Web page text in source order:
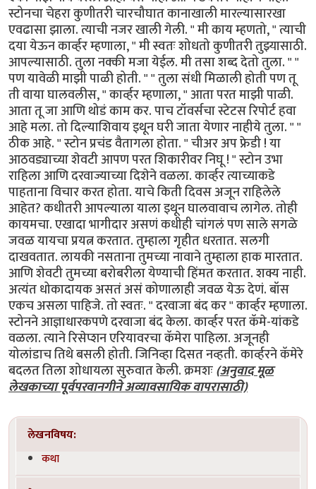
स्टोनचा चेहरा कुणीतरी चारचौघात कानाखाली मारल्यासारखा
एवढासा झाला. त्याची नजर खाली गेली. " मी काय म्हणतो, " त्याची
दया येऊन कार्व्हर म्हणाला, " मी स्वतः शोधतो कुणीतरी तुझ्यासाठी.
आपल्यासाठी. तुला नक्की मजा येईल. मी तसा शब्द देतो तुला. " "
पण यावेळी माझी पाळी होती. " " तुला संधी मिळाली होती पण तू
ती वाया घालवलीस, " कार्व्हर म्हणाला, " आता परत माझी पाळी.
आता तू जा आणि थोडं काम कर. पाच टॉवर्सचा स्टेटस रिपोर्ट हवा
आहे मला. तो दिल्याशिवाय इथून घरी जाता येणार नाहीये तुला. " "
ठीक आहे. " स्टोन प्रचंड वैतागला होता. " चीअर अप फ्रेडी ! या
आठवड्याच्या शेवटी आपण परत शिकारीवर निघू ! " स्टोन उभा
राहिला आणि दरवाज्याच्या दिशेने वळला. कार्व्हर त्याच्याकडे
पाहताना विचार करत होता. याचे किती दिवस अजून राहिलेले
आहेत? कधीतरी आपल्याला याला इथून घालवावाच लागेल. तोही
कायमचा. एखादा भागीदार असणं कधीही चांगलं पण साले सगळे
जवळ यायचा प्रयत्न करतात. तुम्हाला गृहीत धरतात. सलगी
दाखवतात. लायकी नसताना तुमच्या नावाने तुम्हाला हाक मारतात.
आणि शेवटी तुमच्या बरोबरीला येण्याची हिंमत करतात. शक्य नाही.
अत्यंत धोकादायक असतं असं कोणालाही जवळ येऊ देणं. बॉस
एकच असला पाहिजे. तो स्वतः. " दरवाजा बंद कर " कार्व्हर म्हणाला.
स्टोनने आज्ञाधारकपणे दरवाजा बंद केला. कार्व्हर परत कॅमे-यांकडे
वळला. त्याने रिसेप्शन एरियावरचा कॅमेरा पाहिला. अजूनही
योलांडाच तिथे बसली होती. जिनिव्हा दिसत नव्हती. कार्व्हरने कॅमेरे
बदलत तिला शोधायला सुरुवात केली. क्रमशः(अनुवाद मूळ
लेखकाच्या पूर्वपरवानगीने अव्यावसायिक वापरासाठी)
लेखनविषय:
कथा